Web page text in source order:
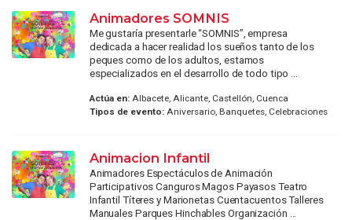
Animadores SOMNIS
Me gustaría presentarle “SOMNIS”, empresa
dedicada a hacer realidad los sueños tanto de los
peques como de los adultos, estamos
especializados en el desarrollo de todo tipo ...
Actúa en:Albacete, Alicante, Castellón, Cuenca
Tipos de evento:Aniversario, Banquetes, Celebraciones
Animacion Infantil
Animadores Espectáculos de Animación
Participativos Canguros Magos Payasos Teatro
Infantil Títeres y Marionetas Cuentacuentos Talleres
Manuales Parques Hinchables Organización ...